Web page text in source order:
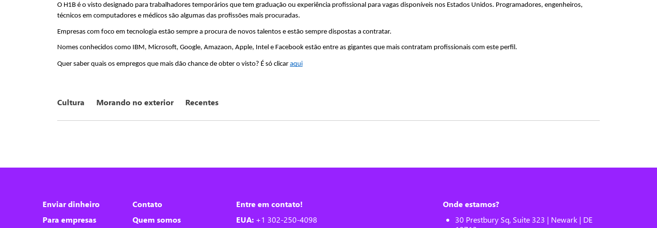
O H1B é o visto designado para trabalhadores temporários que tem graduação ou experiência profissional para vagas disponíveis nos Estados Unidos. Programadores, engenheiros,
técnicos em computadores e médicos são algumas das profissões mais procuradas.
Empresas com foco em tecnologia estão sempre a procura de novos talentos e estão sempre dispostas a contratar.
Nomes conhecidos como IBM, Microsoft, Google, Amazaon, Apple, Intel e Facebook estão entre as gigantes que mais contratam profissionais com este perfil.
Quer saber quais os empregos que mais dão chance de obter o visto? É só clicar aqui
Cultura Morando no exterior Recentes
Enviar dinheiro
Para empresas
Contato
Quem somos
Entre em contato!
EUA: +1 302-250-4098
Onde estamos?
30 Prestbury Sq, Suite 323 | Newark | DE
experiência de usuário.
Consulte nossapolítica de cookies
para